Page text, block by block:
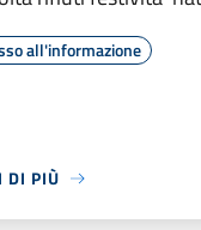
all'informazione
DI PIÙ